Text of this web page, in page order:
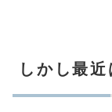
しかし最